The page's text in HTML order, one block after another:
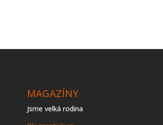
MAGAZÍNY
Jsme velká rodina